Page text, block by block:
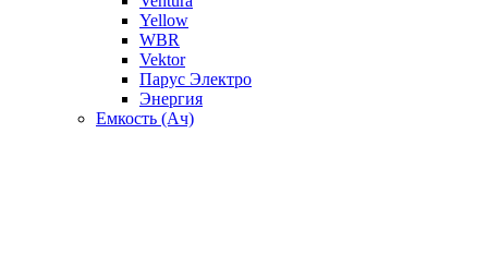
Yellow
WBR
Vektor
Парус Электро
Энергия
Емкость (Ач)